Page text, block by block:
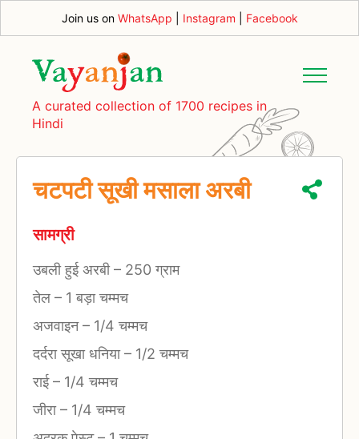
Join us on WhatsApp Instagram Facebook
A curated collection of 1700 recipes in
Hindi
चटपटी सूखी मसाला अरबी
सामग्री
उबली हुई अरबी– 250 ग्राम
तेल – 1 बड़ा चम्मच
अजवाइन– 1/4 चम्मच
दर्दरा सूखा धनिया– 1/2 चम्मच
राई– 1/4 चम्मच
जीरा– 1/4 चम्मच